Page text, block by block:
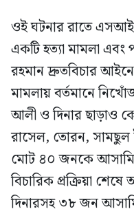
ওই ঘটনার রাতে
একটি হত্যা মামলা
রহমান দ্রুতবিচার
মামলায় বর্তমানে
আলী ও দিনার
রাসেল, তোরন, সামছুল
মোট ৪০ জনকে আসামি
বিচারিক প্রক্রিয়া
দিনারসহ ৩৮ জন